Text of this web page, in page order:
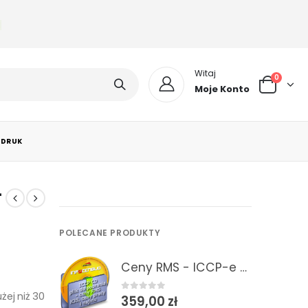
Witaj
Moje Konto
0
niż 30
POLECANE PRODUKTY
Ceny RMS - ICCP-e 2/2026 Informacje o cenach RMS - plik do pobrania do programów kosztorysowych
0out of 5
359,00 zł